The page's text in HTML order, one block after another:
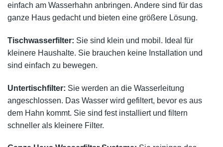
einfach am Wasserhahn anbringen. Andere sind für das
ganze Haus gedacht und bieten eine größere Lösung.
Tischwasserfilter: Sie sind klein und mobil. Ideal für
kleinere Haushalte. Sie brauchen keine Installation und
sind einfach zu bewegen.
Untertischfilter: Sie werden an die Wasserleitung
angeschlossen. Das Wasser wird gefiltert, bevor es aus
dem Hahn kommt. Sie sind fest installiert und filtern
schneller als kleinere Filter.